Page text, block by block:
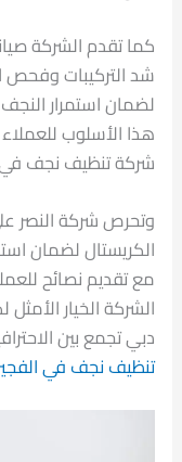
كما تقدم الشركة
شد التركيبات وفحص
لضمان استمرار
هذا الأسلوب
شركة تنظيف نجف في
وتحرص شركة النصر
الكريستال لضمان
مع تقديم نصائح
الشركة الخيار
دبي تجمع بين
تنظيف نجف في